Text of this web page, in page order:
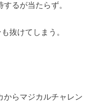
るが当たらず。
抜けてしまう。
からマジカルチャレン